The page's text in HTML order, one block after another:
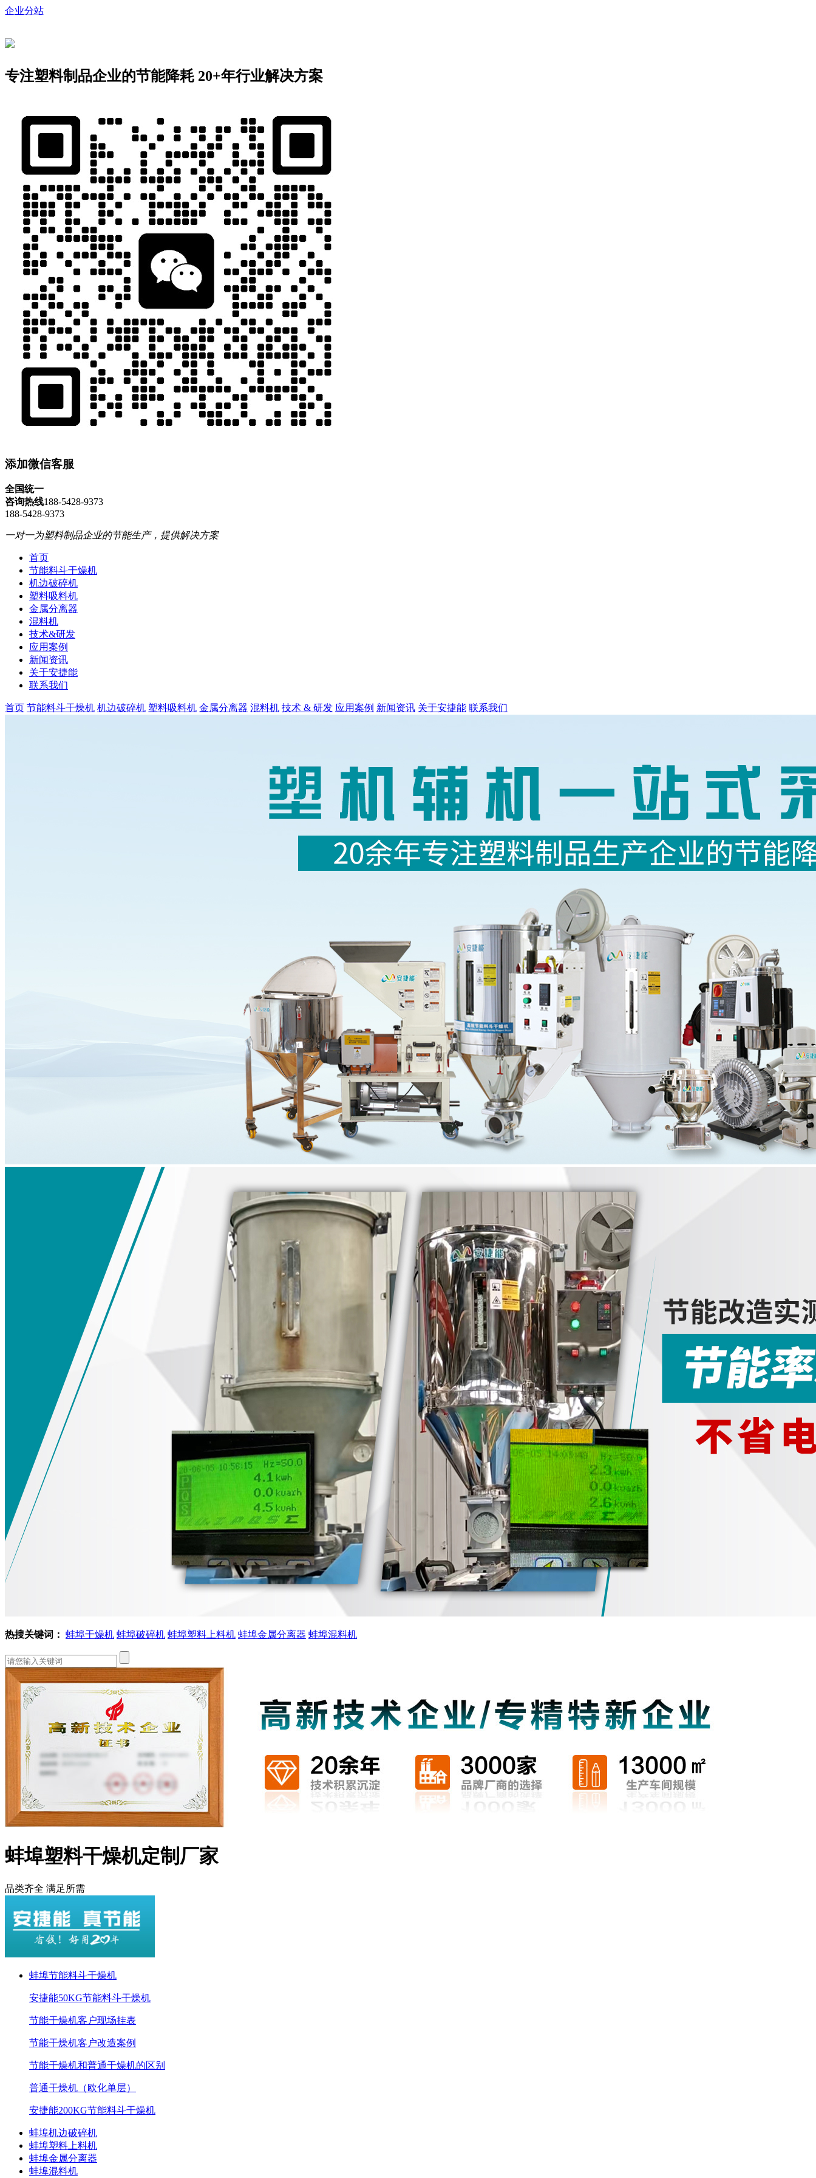
企业分站
专注塑料制品企业的节能降耗 20+年行业解决方案
添加微信客服
全国统一
咨询热线188-5428-9373
188-5428-9373
一对一为塑料制品企业的节能生产，提供解决方案
首页
节能料斗干燥机
机边破碎机
塑料吸料机
金属分离器
混料机
技术&研发
应用案例
新闻资讯
关于安捷能
联系我们
首页 节能料斗干燥机 机边破碎机 塑料吸料机 金属分离器 混料机 技术 & 研发 应用案例 新闻资讯 关于安捷能 联系我们
热搜关键词： 蚌埠干燥机 蚌埠破碎机 蚌埠塑料上料机 蚌埠金属分离器 蚌埠混料机
蚌埠塑料干燥机定制厂家
品类齐全 满足所需
蚌埠节能料斗干燥机
安捷能50KG节能料斗干燥机
节能干燥机客户现场挂表
节能干燥机客户改造案例
节能干燥机和普通干燥机的区别
普通干燥机（欧化单层）
安捷能200KG节能料斗干燥机
蚌埠机边破碎机
蚌埠塑料上料机
蚌埠金属分离器
蚌埠混料机